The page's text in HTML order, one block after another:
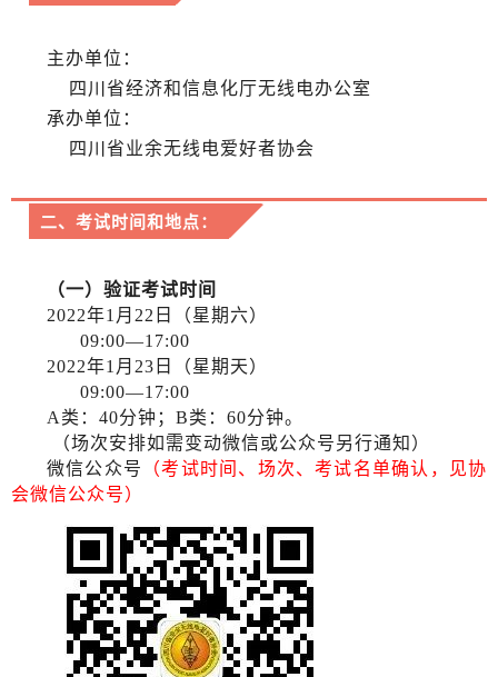
主办单位：
四川省经济和信息化厅无线电办公室
承办单位：
四川省业余无线电爱好者协会
二、考试时间和地点：
（一）验证考试时间
2022年1月22日（星期六）
09:00—17:00
2022年1月23日（星期天）
09:00—17:00
A类：40分钟；B类：60分钟。
（场次安排如需变动微信或公众号另行通知）
微信公众号
（考试时间、场次、考试名单确认，见协
会微信公众号）